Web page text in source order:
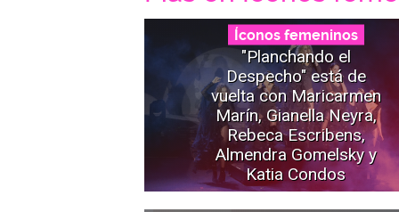
Íconos femeninos
"Planchando el
Despecho" está de
vuelta con Maricarmen
Marín, Gianella Neyra,
Rebeca Escribens,
Almendra Gomelsky y
Katia Condos